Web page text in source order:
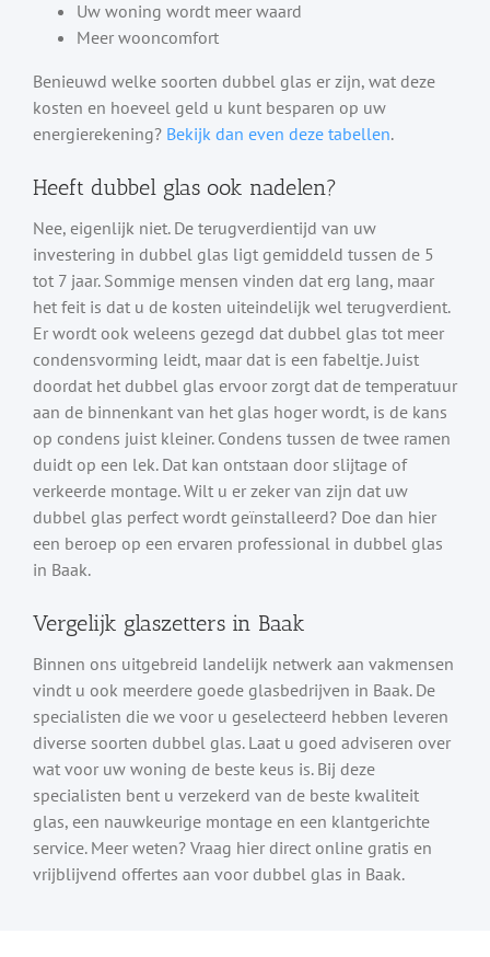
Uw woning wordt meer waard
Meer wooncomfort
Benieuwd welke soorten dubbel glas er zijn, wat deze
kosten en hoeveel geld u kunt besparen op uw
energierekening? Bekijk dan even deze tabellen.
Heeft dubbel glas ook nadelen?
Nee, eigenlijk niet. De terugverdientijd van uw
investering in dubbel glas ligt gemiddeld tussen de 5
tot 7 jaar. Sommige mensen vinden dat erg lang, maar
het feit is dat u de kosten uiteindelijk wel terugverdient.
Er wordt ook weleens gezegd dat dubbel glas tot meer
condensvorming leidt, maar dat is een fabeltje. Juist
doordat het dubbel glas ervoor zorgt dat de temperatuur
aan de binnenkant van het glas hoger wordt, is de kans
op condens juist kleiner. Condens tussen de twee ramen
duidt op een lek. Dat kan ontstaan door slijtage of
verkeerde montage. Wilt u er zeker van zijn dat uw
dubbel glas perfect wordt geïnstalleerd? Doe dan hier
een beroep op een ervaren professional in dubbel glas
in Baak.
Vergelijk glaszetters in Baak
Binnen ons uitgebreid landelijk netwerk aan vakmensen
vindt u ook meerdere goede glasbedrijven in Baak. De
specialisten die we voor u geselecteerd hebben leveren
diverse soorten dubbel glas. Laat u goed adviseren over
wat voor uw woning de beste keus is. Bij deze
specialisten bent u verzekerd van de beste kwaliteit
glas, een nauwkeurige montage en een klantgerichte
service. Meer weten? Vraag hier direct online gratis en
vrijblijvend offertes aan voor dubbel glas in Baak.